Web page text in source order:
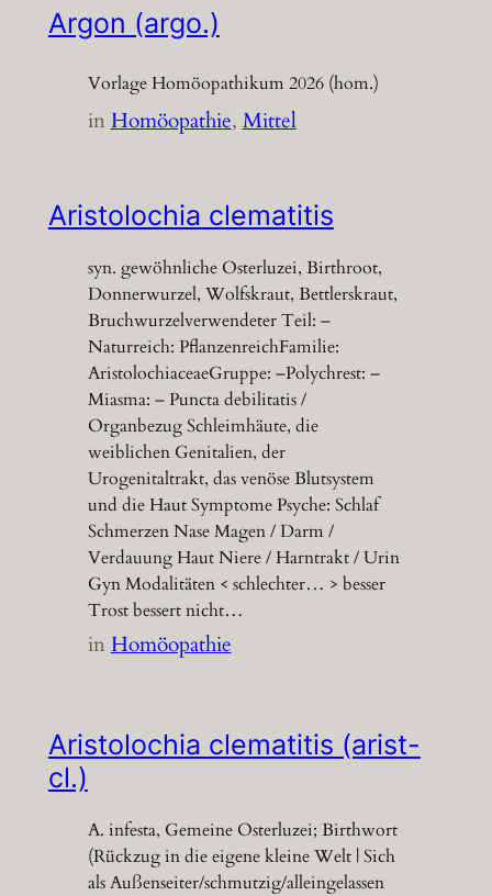
Argon (argo.)
Vorlage Homöopathikum 2026 (hom.)
inHomöopathie, Mittel
Aristolochia clematitis
syn. gewöhnliche Osterluzei, Birthroot,
Donnerwurzel, Wolfskraut, Bettlerskraut,
Bruchwurzelverwendeter Teil: –
Naturreich: PflanzenreichFamilie:
AristolochiaceaeGruppe: –Polychrest: –
Miasma: – Puncta debilitatis /
Organbezug Schleimhäute, die
weiblichen Genitalien, der
Urogenitaltrakt, das venöse Blutsystem
und die Haut Symptome Psyche: Schlaf
Schmerzen Nase Magen / Darm /
Verdauung Haut Niere / Harntrakt / Urin
Gyn Modalitäten < schlechter… > besser
Trost bessert nicht…
inHomöopathie
Aristolochia clematitis (arist-
cl.)
A. infesta, Gemeine Osterluzei; Birthwort
(Rückzug in die eigene kleine Welt | Sich
als Außenseiter/schmutzig/alleingelassen